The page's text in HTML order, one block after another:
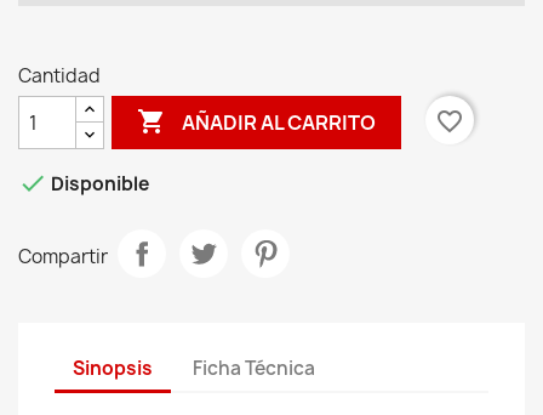
Cantidad
 AÑADIR AL CARRITO favorite_border
 Disponible
Compartir
Sinopsis Ficha Técnica